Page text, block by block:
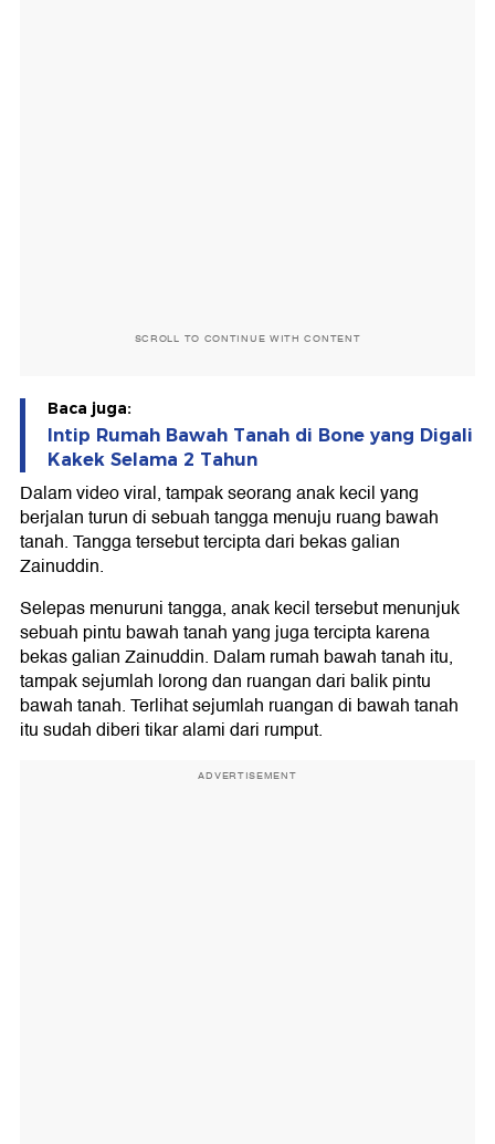
SCROLL TO CONTINUE WITH CONTENT
Baca juga:
Intip Rumah Bawah Tanah di Bone yang Digali
Kakek Selama 2 Tahun
Dalam video viral, tampak seorang anak kecil yang
berjalan turun di sebuah tangga menuju ruang bawah
tanah. Tangga tersebut tercipta dari bekas galian
Zainuddin.
Selepas menuruni tangga, anak kecil tersebut menunjuk
sebuah pintu bawah tanah yang juga tercipta karena
bekas galian Zainuddin. Dalam rumah bawah tanah itu,
tampak sejumlah lorong dan ruangan dari balik pintu
bawah tanah. Terlihat sejumlah ruangan di bawah tanah
itu sudah diberi tikar alami dari rumput.
ADVERTISEMENT